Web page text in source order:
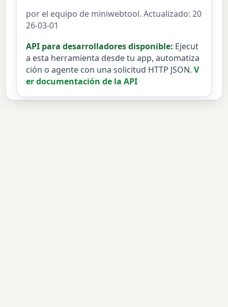
por el equipo de miniwebtool. Actualizado: 20
26-03-01
API para desarrolladores disponible: Ejecut
a esta herramienta desde tu app, automatiza
ción o agente con una solicitud HTTP JSON. V
er documentación de la API